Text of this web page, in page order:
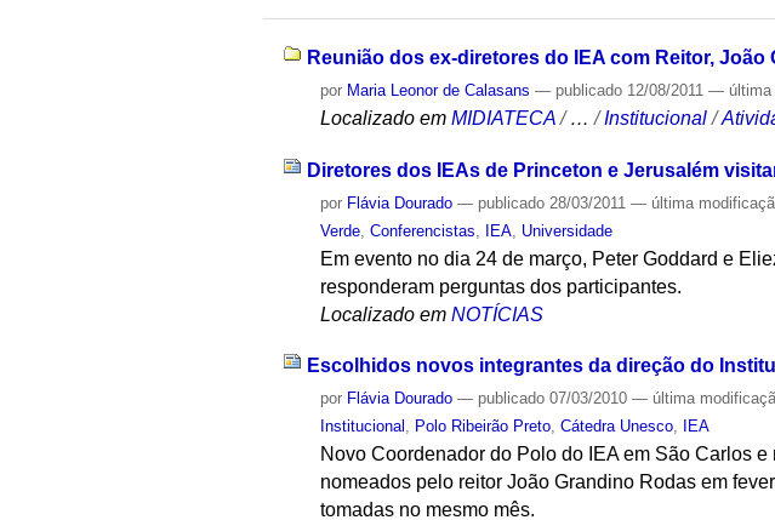
Reunião dos ex-diretores do IEA com Reitor,
por Maria Leonor de Calasans — publicado 12/08/2011—
Localizado em MIDIATECA /…/Institucional /
Diretores dos IEAs de Princeton e Jerusalém
por Flávia Dourado — publicado 28/03/2011— última
Verde ,Conferencistas IEA Universidade
Em evento no dia 24 de março, Peter Goddard e
responderam perguntas dos participantes.
Localizado em NOTÍCIAS
Escolhidos novos integrantes da direção do
por Flávia Dourado — publicado 07/03/2010— última
Institucional , Polo Ribeirão Preto,Cátedra Unesco, IEA
Novo Coordenador do Polo do IEA em São Carlos
nomeados pelo reitor João Grandino Rodas em
tomadas no mesmo mês.